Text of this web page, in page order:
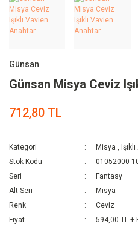
Günsan
Günsan Misya Ceviz
712,80 TL
Kategori Misya ,
Stok Kodu
01052000-
Seri
Fantasy
Alt Seri
Misya
Renk
Ceviz
Fiyat
594,00 TL +